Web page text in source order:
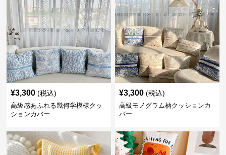
¥3,300 (税込)
高級感あふれる幾何学模様クッ
ションカバー
¥3,300 (税込)
高級モノグラム柄クッションカ
バー